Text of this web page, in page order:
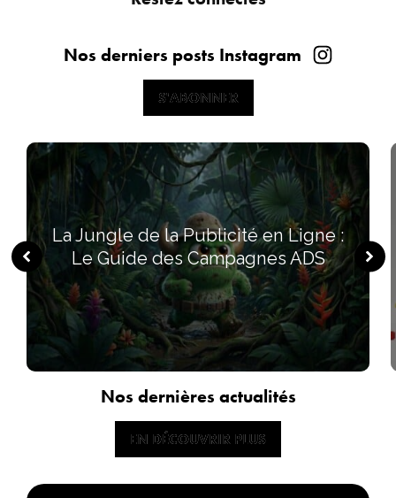
Nos derniers posts Instagram
S'ABONNER
S'ABONNER
La Jungle de la Publicité en Ligne :
Le Guide des Campagnes ADS
Nos dernières actualités
EN DÉCOUVRIR PLUS
EN DÉCOUVRIR PLUS